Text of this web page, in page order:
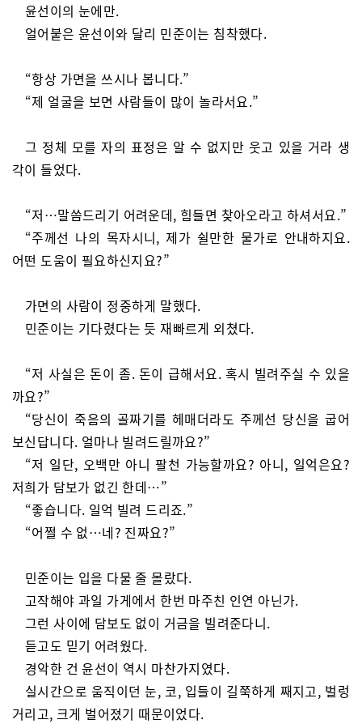
윤선이의 눈에만.
얼어붙은 윤선이와 달리 민준이는 침착했다.
“항상 가면을 쓰시나 봅니다.”
“제 얼굴을 보면 사람들이 많이 놀라서요.”
그 정체 모를 자의 표정은 알 수 없지만 웃고 있을 거라 생
각이 들었다.
“저…말씀드리기 어려운데, 힘들면 찾아오라고 하셔서요.”
“주께선 나의 목자시니, 제가 쉴만한 물가로 안내하지요.
어떤 도움이 필요하신지요?”
가면의 사람이 정중하게 말했다.
민준이는 기다렸다는 듯 재빠르게 외쳤다.
“저 사실은 돈이 좀. 돈이 급해서요. 혹시 빌려주실 수 있을
까요?”
“당신이 죽음의 골짜기를 헤매더라도 주께선 당신을 굽어
보신답니다. 얼마나 빌려드릴까요?”
“저 일단, 오백만 아니 팔천 가능할까요? 아니, 일억은요?
저희가 담보가 없긴 한데…”
“좋습니다. 일억 빌려 드리죠.”
“어쩔 수 없…네? 진짜요?”
민준이는 입을 다물 줄 몰랐다.
고작해야 과일 가게에서 한번 마주친 인연 아닌가.
그런 사이에 담보도 없이 거금을 빌려준다니.
듣고도 믿기 어려웠다.
경악한 건 윤선이 역시 마찬가지였다.
실시간으로 움직이던 눈, 코, 입들이 길쭉하게 째지고, 벌렁
거리고, 크게 벌어졌기 때문이었다.